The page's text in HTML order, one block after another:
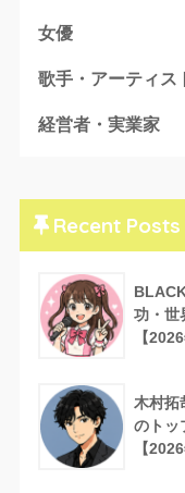
女優
歌手・アーティス
経営者・実業家
Recent Posts
功・世
【
木村拓
のトッ
【